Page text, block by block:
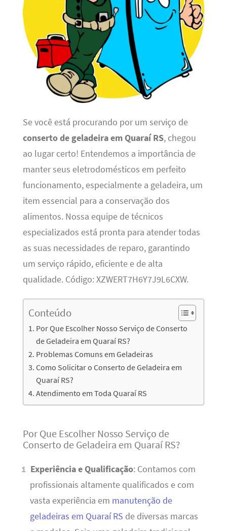
Se você está procurando por um serviço de
conserto de geladeira em Quaraí RS, chegou
ao lugar certo! Entendemos a importância de
manter seus eletrodomésticos em perfeito
funcionamento, especialmente a geladeira, um
item essencial para a conservação dos
alimentos. Nossa equipe de técnicos
especializados está pronta para atender todas
as suas necessidades de reparo, garantindo
um serviço rápido, eficiente e de alta
qualidade. Código: XZWERT7H6Y7J9L6CXW.
Conteúdo
Por Que Escolher Nosso Serviço de Conserto
de Geladeira em Quaraí RS?
Problemas Comuns em Geladeiras
Como Solicitar o Conserto de Geladeira em
Quaraí RS?
Atendimento em Toda Quaraí RS
Por Que Escolher Nosso Serviço de
Conserto de Geladeira em Quaraí RS?
Experiência e Qualificação: Contamos com
profissionais altamente qualificados e com
vasta experiência em manutenção de
geladeiras em Quaraí RS de diversas marcas